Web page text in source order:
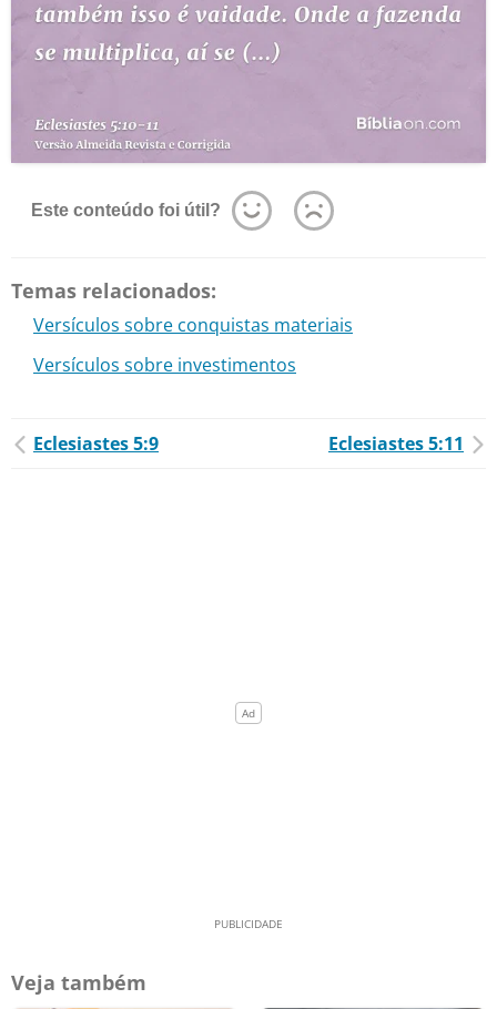
Este conteúdo foi útil?
Temas relacionados:
Versículos sobre conquistas materiais
Versículos sobre investimentos
Eclesiastes 5:9 Eclesiastes 5:11
Veja também